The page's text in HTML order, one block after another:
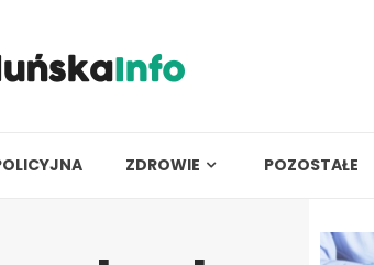
ZDROWIE POZOSTAŁE